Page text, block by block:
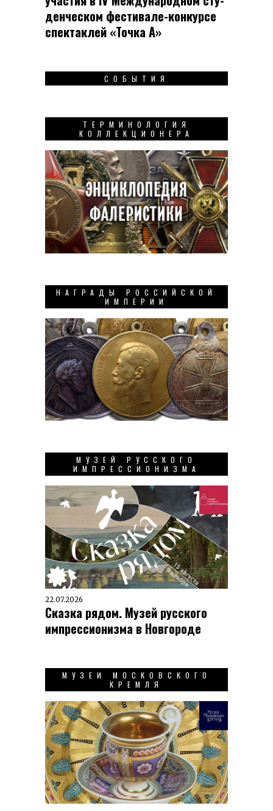
ден­чес­ком фес­ти­вале-кон­кур­се
спек­таклей «Точка А»
СОБЫТИЯ
ТЕРМИНОЛОГИЯ
КОЛЛЕКЦИОНЕРА
НАГРАДЫ РОССИЙСКОЙ
ИМПЕРИИ
МУЗЕЙ РУССКОГО
ИМПРЕССИОНИЗМА
22.07.2026
Сказка рядом. Музей русского
импрессионизма в Новгороде
МУЗЕИ МОСКОВСКОГО
КРЕМЛЯ